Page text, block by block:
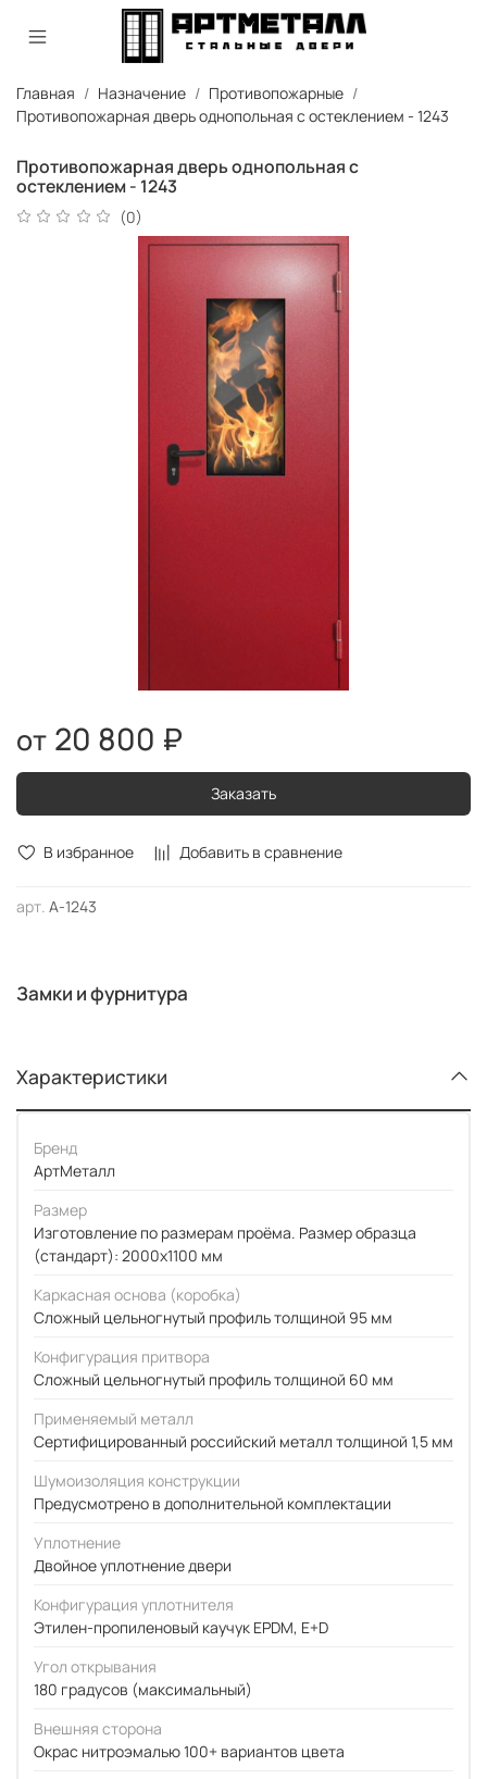
Главная Назначение
Противопожарные
Противопожарная дверь однопольная с остеклением - 1243
Противопожарная дверь однопольная с
остеклением - 1243
(0)
В избранное Добавить в сравнение
арт. А-1243
20 800 ₽
Заказать
Замки и фурнитура
Характеристики
Бренд
АртМеталл
Размер
Изготовление по размерам проёма. Размер образца
(стандарт): 2000x1100 мм
Каркасная основа (коробка)
Сложный цельногнутый профиль толщиной 95 мм
Конфигурация притвора
Сложный цельногнутый профиль толщиной 60 мм
Применяемый металл
Сертифицированный российский металл толщиной 1,5 мм
Шумоизоляция конструкции
Предусмотрено в дополнительной комплектации
Уплотнение
Двойное уплотнение двери
Конфигурация уплотнителя
Этилен-пропиленовый каучук EPDM, E+D
Угол открывания
180 градусов (максимальный)
Внешняя сторона
Окрас нитроэмалью 100+ вариантов цвета